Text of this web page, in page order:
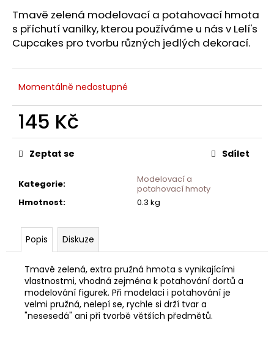
Tmavě zelená modelovací a potahovací hmota
s příchutí vanilky, kterou používáme u nás v Lelí's
Cupcakes pro tvorbu různých jedlých dekorací.
Momentálně nedostupné
145 Kč
Měrná
cena:
Kategorie:
Modelovací a
potahovací hmoty
Hmotnost: 0.3 kg
Zeptat se Sdílet
Popis Diskuze
Tmavě zelená, extra pružná hmota s vynikajícími
vlastnostmi, vhodná zejména k potahování dortů a
modelování figurek. Při modelaci i potahování je
velmi pružná, nelepí se, rychle si drží tvar a
"nesesedá" ani při tvorbě větších předmětů.
e
m
e